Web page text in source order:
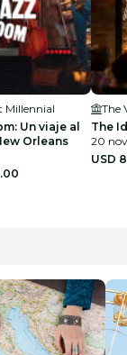
Millennial
Un viaje al
Orleans
The
The
20
USD